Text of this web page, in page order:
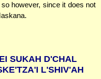
however, since it does not
SUKAH D'CHAL
L'SHIV'AH